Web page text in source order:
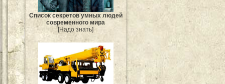
Список секретов умных людей
современного мира
[Надо знать]